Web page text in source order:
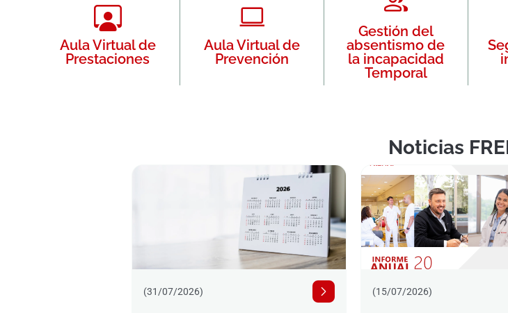
Aula Virtual de
Prestaciones
Aula Virtual de
Prevención
Gestión del
absentismo de
la incapacidad
Temporal
Noticias
(31/07/2026) (15/07/2026)